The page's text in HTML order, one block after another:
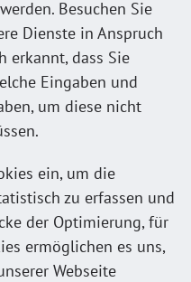
Besuchen Sie
Dienste in Anspruch
erkannt, dass Sie
Eingaben und
um diese nicht
ein, um die
zu erfassen und
der Optimierung, für
ermöglichen es uns,
Webseite